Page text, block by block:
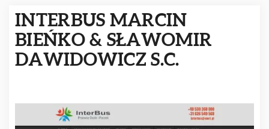
INTERBUS MARCIN
BIEŃKO & SŁAWOMIR
DAWIDOWICZ S.C.